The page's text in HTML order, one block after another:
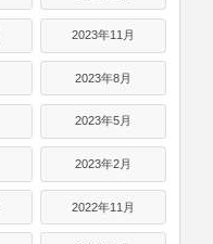
2023年11月
2023年8月
2023年5月
2023年2月
2022年11月